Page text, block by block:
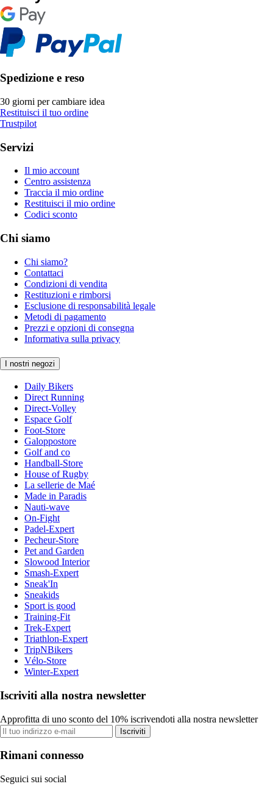
Spedizione e reso
30 giorni per cambiare idea
Restituisci il tuo ordine
Trustpilot
Servizi
Il mio account
Centro assistenza
Traccia il mio ordine
Restituisci il mio ordine
Codici sconto
Chi siamo
Chi siamo?
Contattaci
Condizioni di vendita
Restituzioni e rimborsi
Esclusione di responsabilità legale
Metodi di pagamento
Prezzi e opzioni di consegna
Informativa sulla privacy
I nostri negozi
Daily Bikers
Direct Running
Direct-Volley
Espace Golf
Foot-Store
Galoppostore
Golf and co
Handball-Store
House of Rugby
La sellerie de Maé
Made in Paradis
Nauti-wave
On-Fight
Padel-Expert
Pecheur-Store
Pet and Garden
Slowood Interior
Smash-Expert
Sneak'In
Sneakids
Sport is good
Training-Fit
Trek-Expert
Triathlon-Expert
TripNBikers
Vélo-Store
Winter-Expert
Iscriviti alla nostra newsletter
Approfitta di uno sconto del 10% iscrivendoti alla nostra newsletter
Iscriviti
Rimani connesso
Seguici sui social